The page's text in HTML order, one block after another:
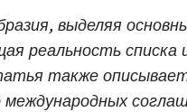
выделяя
реальность списка
также